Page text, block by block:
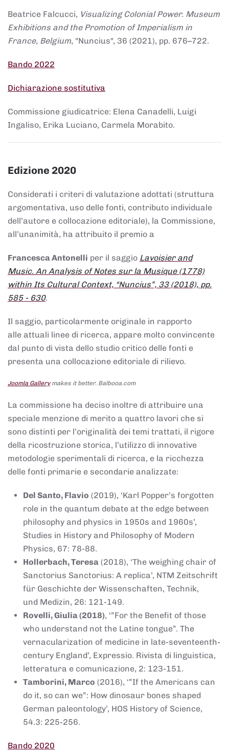
Beatrice Falcucci, Visualizing Colonial Power. Museum
Exhibitions and the Promotion of Imperialism in
France, Belgium, "Nuncius", 36 (2021), pp. 676–722.
Bando 2022
Dichiarazione sostitutiva
Commissione giudicatrice: Elena Canadelli, Luigi
Ingaliso, Erika Luciano, Carmela Morabito.
Edizione 2020
Considerati i criteri di valutazione adottati (struttura
argomentativa, uso delle fonti, contributo individuale
dell’autore e collocazione editoriale), la Commissione,
all’unanimità, ha attribuito il premio a
Francesca Antonelli per il saggio Lavoisier and
Music. An Analysis of Notes sur la Musique (1778)
within Its Cultural Context, “Nuncius”, 33 (2018), pp.
585 - 630.
Il saggio, particolarmente originale in rapporto
alle attuali linee di ricerca, appare molto convincente
dal punto di vista dello studio critico delle fonti e
presenta una collocazione editoriale di rilievo.
Joomla Gallerymakes it better. Balbooa.com
La commissione ha deciso inoltre di attribuire una
speciale menzione di merito a quattro lavori che si
sono distinti per l’originalità dei temi trattati, il rigore
della ricostruzione storica, l’utilizzo di innovative
metodologie sperimentali di ricerca, e la ricchezza
delle fonti primarie e secondarie analizzate:
Del Santo, Flavio (2019), ‘Karl Popper’s forgotten
role in the quantum debate at the edge between
philosophy and physics in 1950s and 1960s’,
Studies in History and Philosophy of Modern
Physics, 67: 78-88.
Hollerbach, Teresa (2018), ‘The weighing chair of
Sanctorius Sanctorius: A replica’, NTM Zeitschrift
für Geschichte der Wissenschaften, Technik,
und Medizin, 26: 121-149.
Rovelli, Giulia (2018), ‘”For the Benefit of those
who understand not the Latine tongue”. The
vernacularization of medicine in late-seventeenth-
century England’, Expressio. Rivista di linguistica,
letteratura e comunicazione, 2: 123-151.
Tamborini, Marco (2016), ‘”If the Americans can
do it, so can we”: How dinosaur bones shaped
German paleontology’, HOS History of Science,
54.3: 225-256.
Bando 2020